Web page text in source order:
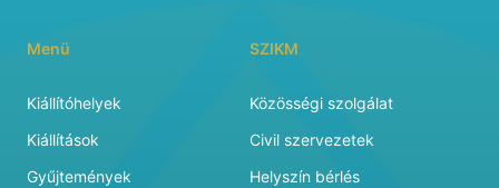
Menü
Kiállítóhelyek
Kiállítások
Gyűjtemények
SZIKM
Közösségi szolgálat
Civil szervezetek
Helyszín bérlés